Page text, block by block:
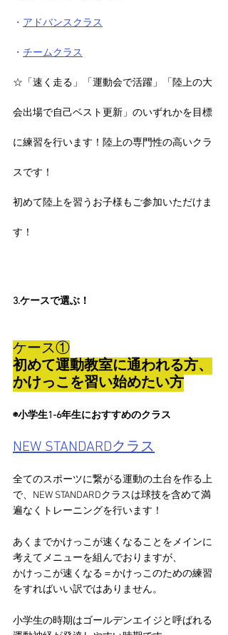
・ アドバンスクラス
・ チームクラス
☆「速く走る」「運動会で活躍」「陸上の大
会出場で自己ベスト更新」のいずれかを目標
に練習を行います！陸上の専門性の高いクラ
スです！
初めて陸上を習うお子様もご参加いただけま
す！
3.ケースで選ぶ！
ケース①
初めて運動教室に通われる方、
かけっこを習い始めたい方
◉小学生1-6年生におすすめのクラス
NEW STANDARDクラス
全てのスポーツに繋がる運動の土台を作る上
で、NEW STANDARDクラスは球技を含めて満
遍なくトレーニングを行います！
あくまでかけっこが速くなることをメインに
考えてメニューを組んでおりますが、
かけっこが速くなる＝かけっこのための練習
をすればいい訳ではありません。
小学生の時期はゴールデンエイジと呼ばれる